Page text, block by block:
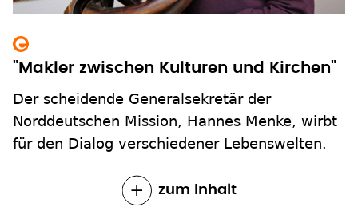
"Makler zwischen Kulturen und Kirchen"
Der scheidende Generalsekretär der
Norddeutschen Mission, Hannes Menke, wirbt
für den Dialog verschiedener Lebenswelten.
zum Inhalt